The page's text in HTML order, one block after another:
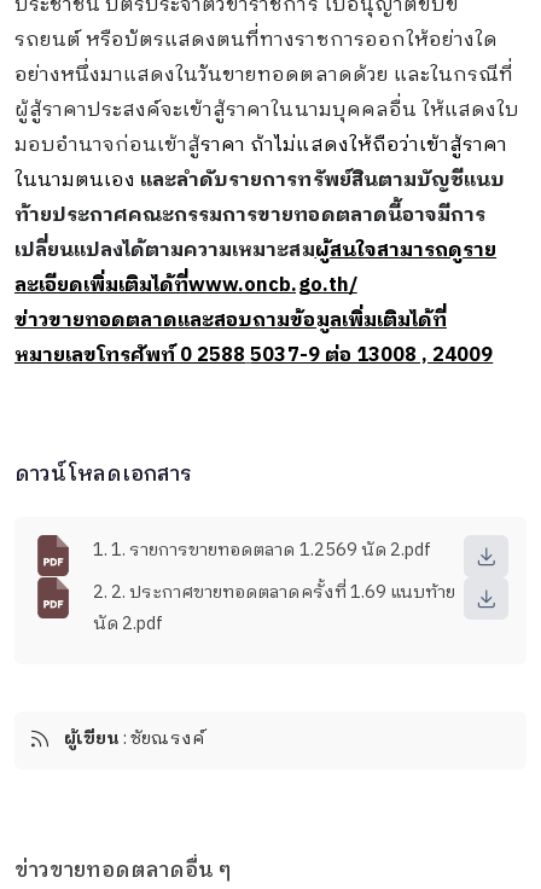
รถยนต์หรือบัตรแสดงตนที่ทางราชการออกให้อย่างใด
อย่างหนึ่งมาแสดงในวันขายทอดตลาดด้วย และในกรณีที่
ผู้สู้ราคาประสงค์จะเข้าสู้ราคาในนามบุคคลอื่น ให้แสดงใบ
มอบอำนาจก่อนเข้าสู้ราคา ถ้าไม่แสดงให้ถือว่าเข้าสู้ราคา
ในนามตนเอง และลำดับรายการทรัพย์สินตามบัญชีแนบ
ท้ายประกาศคณะกรรมการขายทอดตลาดนี้อาจมีการ
เปลี่ยนแปลงได้ตามความเหมาะสมผู้สนใจสามารถดูราย
ละเอียดเพิ่มเติมได้ที่www.oncb.go.th/
ข่าวขายทอดตลาดและสอบถามข้อมูลเพิ่มเติมได้ที่
หมายเลขโทรศัพท์ 0 25885037-9 ต่อ 13008 , 24009
ดาวน์โหลดเอกสาร
1. 1. รายการขายทอดตลาด 1.2569 นัด 2.pdf
2. 2. ประกาศขายทอดตลาดครั้งที่ 1.69 แนบท้าย
นัด 2.pdf
ผู้เขียน: ชัยณรงค์
ข่าวขายทอดตลาดอื่น ๆ